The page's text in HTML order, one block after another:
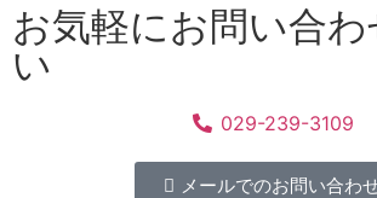
お気軽にお問い合わ
い
029-239-3109
メールでのお問い合わ